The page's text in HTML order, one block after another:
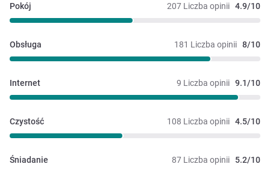
207 Liczba opinii 4.9/10
Pokój
181 Liczba opinii 8/10
Obsługa
9 Liczba opinii 9.1/10
Internet
108 Liczba opinii 4.5/10
Czystość
87 Liczba opinii 5.2/10
Śniadanie